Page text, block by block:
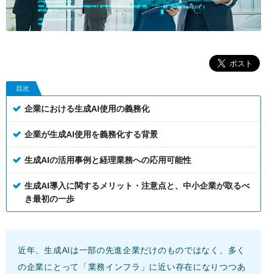
目次
企業における生成AI使用の義務化
企業が生成AI使用を義務化する背景
生成AIの活用事例と経理業務への応用可能性
生成AI導入に関するメリット・注意点と、中小企業が取るべ
き最初の一歩
近年、生成AIは一部の先進企業だけのものではなく、多く
の企業にとって「業務インフラ」に近い存在になりつつあ